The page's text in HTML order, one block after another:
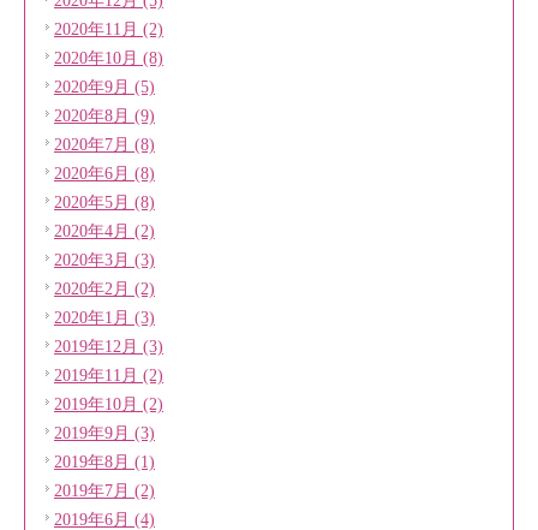
2020年11月 (2)
2020年10月 (8)
2020年9月 (5)
2020年8月 (9)
2020年7月 (8)
2020年6月 (8)
2020年5月 (8)
2020年4月 (2)
2020年3月 (3)
2020年2月 (2)
2020年1月 (3)
2019年12月 (3)
2019年11月 (2)
2019年10月 (2)
2019年9月 (3)
2019年8月 (1)
2019年7月 (2)
2019年6月 (4)